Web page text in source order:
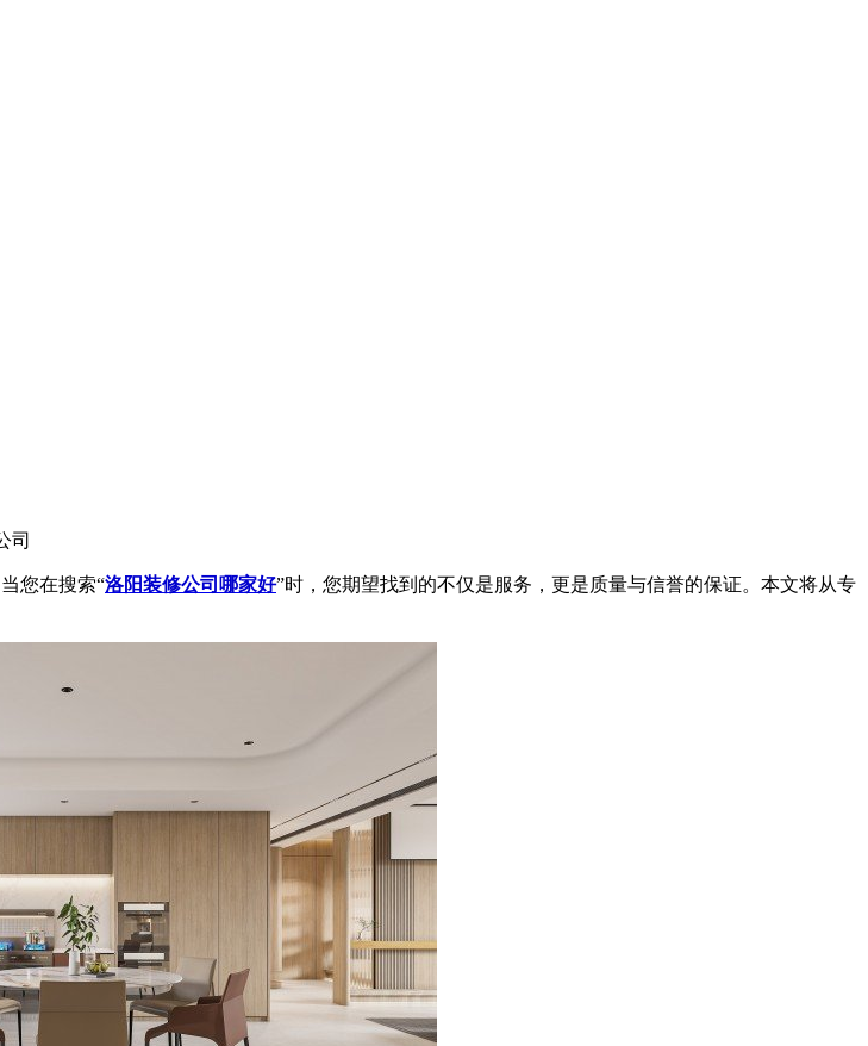
司
您在搜索“洛阳装修公司哪家好”时，您期望找到的不仅是服务，更是质量与信誉的保证。本文将从专